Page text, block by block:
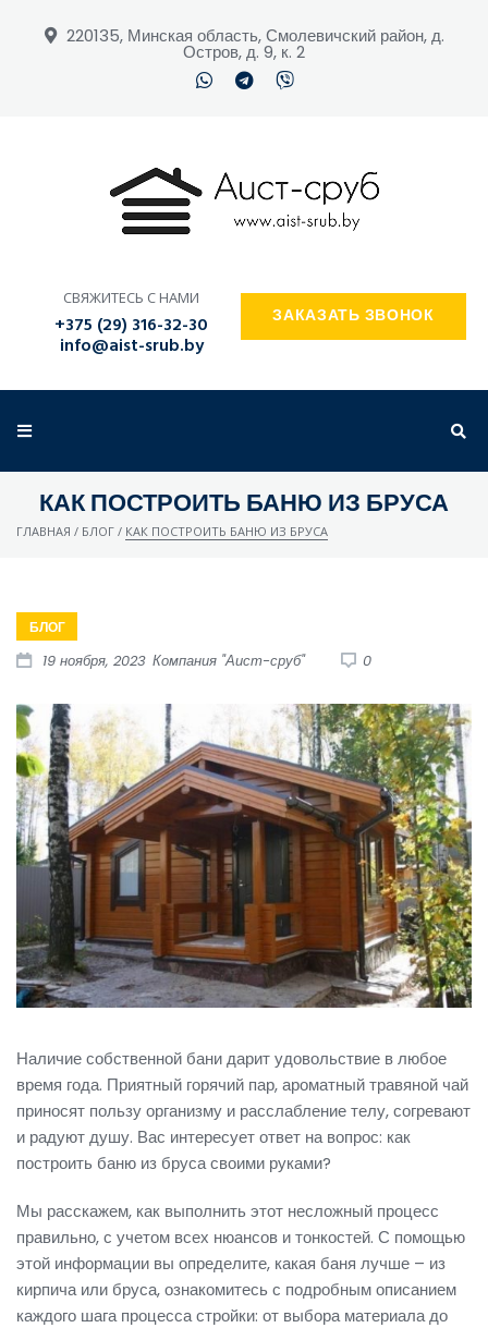
220135, Минская область, Смолевичский район, д.
Остров, д. 9, к. 2
СВЯЖИТЕСЬ С НАМИ
+375 (29) 316-32-30
info@aist-srub.by
ЗАКАЗАТЬ ЗВОНОК
КАК ПОСТРОИТЬ БАНЮ ИЗ БРУСА
ГЛАВНАЯ / БЛОГ / КАК ПОСТРОИТЬ БАНЮ ИЗ БРУСА
БЛОГ
19 ноября, 2023 Компания "Аист-сруб" 0
Наличие собственной бани дарит удовольствие в любое
время года. Приятный горячий пар, ароматный травяной чай
приносят пользу организму и расслабление телу, согревают
и радуют душу. Вас интересует ответ на вопрос: как
построить баню из бруса своими руками?
Мы расскажем, как выполнить этот несложный процесс
правильно, с учетом всех нюансов и тонкостей. С помощью
этой информации вы определите, какая баня лучше – из
кирпича или бруса, ознакомитесь с подробным описанием
каждого шага процесса стройки: от выбора материала до